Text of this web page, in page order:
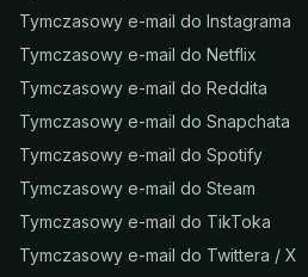
Tymczasowy e-mail do Instagrama
Tymczasowy e-mail do Netflix
Tymczasowy e-mail do Reddita
Tymczasowy e-mail do Snapchata
Tymczasowy e-mail do Spotify
Tymczasowy e-mail do Steam
Tymczasowy e-mail do TikToka
Tymczasowy e-mail do Twittera / X